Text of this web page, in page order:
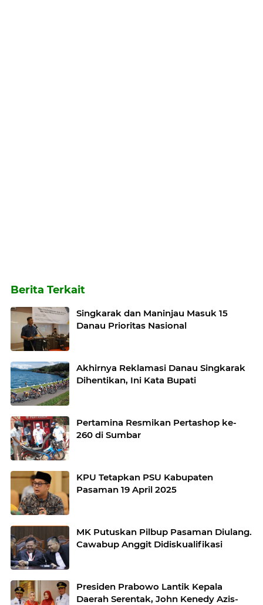
Berita Terkait
Singkarak dan Maninjau Masuk 15
Danau Prioritas Nasional
Akhirnya Reklamasi Danau Singkarak
Dihentikan, Ini Kata Bupati
Pertamina Resmikan Pertashop ke-
260 di Sumbar
KPU Tetapkan PSU Kabupaten
Pasaman 19 April 2025
MK Putuskan Pilbup Pasaman Diulang.
Cawabup Anggit Didiskualifikasi
Presiden Prabowo Lantik Kepala
Daerah Serentak, John Kenedy Azis-